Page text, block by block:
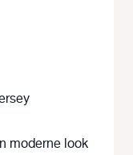
moderne look